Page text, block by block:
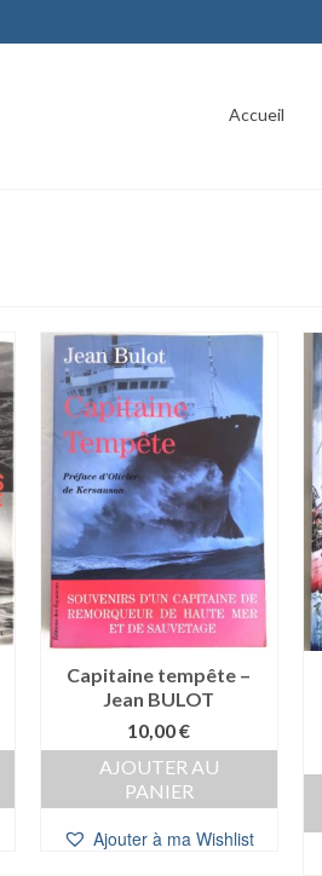
Accueil
Capitaine tempête –
Jean BULOT
10,00€
AJOUTER AU
PANIER
Ajouter à ma Wishlist